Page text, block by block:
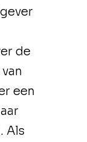
de
een
Als